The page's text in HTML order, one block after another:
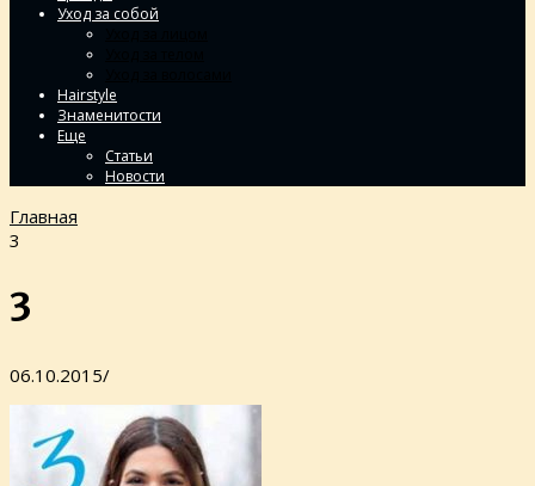
Уход за собой
Hairstyle
Знаменитости
Еще
Статьи
Новости
Главная
3
3
06.10.2015/